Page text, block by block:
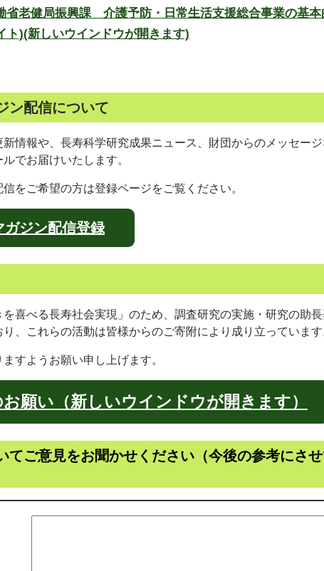
省老健局振興課 介護予防・日常生活支援総合事業の基本
ト)(新しいウインドウが開きます)
ン配信について
情報や、長寿科学研究成果ニュース、財団からのメッセージ
でお届けいたします。
をご希望の方は登録ページをご覧ください。
ガジン配信登録
喜べる長寿社会実現」のため、調査研究の実施・研究の助
、これらの活動は皆様からのご寄附により成り立っています
すようお願い申し上げます。
願い（新しいウインドウが開きます）
てご意見をお聞かせください（今後の参考にさ